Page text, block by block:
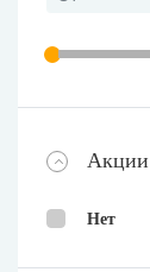
Акции
Нет